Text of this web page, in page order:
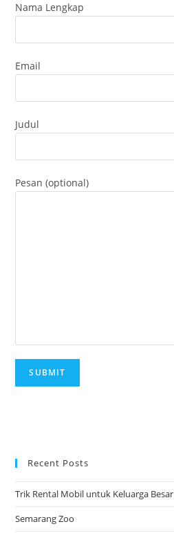
Nama Lengkap
Email
Judul
Pesan (optional)
Recent Posts
Trik Rental Mobil untuk Keluarga Besar
Semarang Zoo